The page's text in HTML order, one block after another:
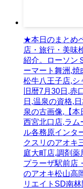
★本日のまとめ
店・旅行・美味
紹介。ローソン
ーマート舞洲,焼
松牛八王子店,シ
旧暦7月30日,赤
日,温泉の資格,
泉の古画像,【
西宮北口店,ラム
ル各務原インタ
クスリのアオキ
庭大町店,調剤薬
プラーザ駅前店
のアオキ松山高
リエイトSD南